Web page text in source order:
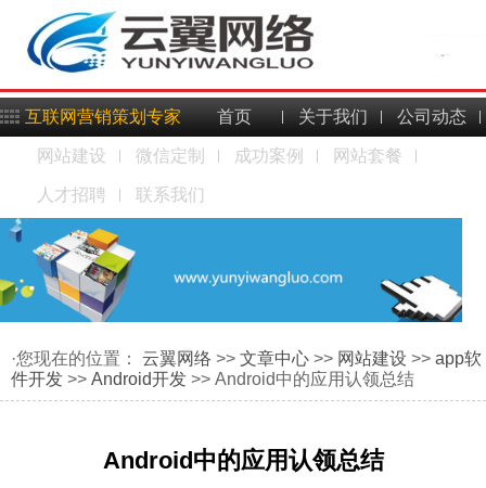
互联网营销策划专家 首页 关于我们 公司动态
网站建设 微信定制 成功案例 网站套餐
人才招聘 联系我们
·您现在的位置： 云翼网络 >> 文章中心 >> 网站建设 >> app软
件开发 >> Android开发 >> Android中的应用认领总结
Android中的应用认领总结